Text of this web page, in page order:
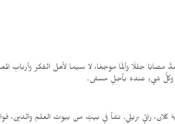
مصابًا جللًا وألمًا موجعًا، لا سيما لأهل الفكر وأربابِ
وكلُّ شيءٍ عنده بأجلٍ مسمّى.
جعفر مسعود الحسني الندوي في الثالث عشر من سبتمبر عام 1960 في تكية كلان، رائي بريلي.